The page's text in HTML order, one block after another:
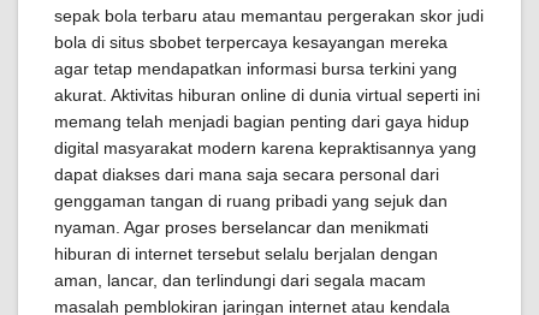
sepak bola terbaru atau memantau pergerakan skor judi
bola di situs sbobet terpercaya kesayangan mereka
agar tetap mendapatkan informasi bursa terkini yang
akurat. Aktivitas hiburan online di dunia virtual seperti ini
memang telah menjadi bagian penting dari gaya hidup
digital masyarakat modern karena kepraktisannya yang
dapat diakses dari mana saja secara personal dari
genggaman tangan di ruang pribadi yang sejuk dan
nyaman. Agar proses berselancar dan menikmati
hiburan di internet tersebut selalu berjalan dengan
aman, lancar, dan terlindungi dari segala macam
masalah pemblokiran jaringan internet atau kendala